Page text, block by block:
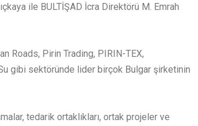
ile BULTİŞAD İcra Direktörü M. Emrah
Roads, Pirin Trading, PIRIN-TEX,
gibi sektöründe lider birçok Bulgar şirketinin
tedarik ortaklıkları, ortak projeler ve